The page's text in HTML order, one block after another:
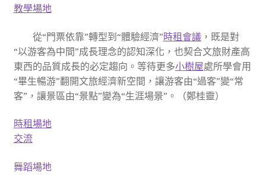
教學場地
從“門票依靠”轉型到“體驗經濟”時租會議，既是對
“以游客為中間”成長理念的認知深化，也契合文旅財產高
東西的品質成長的必定趨向。等待更多小樹屋處所學會用
“畢生暢游”翻開文旅經濟新空間，讓游客由“過客”變“常
客”，讓景區由“景點”變為“生涯場景”。（鄭桂靈）
時租場地
交流
舞蹈場地